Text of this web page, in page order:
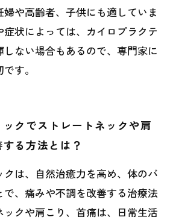
や高齢者、子供にも適していま
状によっては、カイロプラクテ
しない場合もあるので、専門家に
す。
クでストレートネックや肩
る方法とは？
クは、自然治癒力を高め、体のバ
で、痛みや不調を改善する治療法
クや肩こり、首痛は、日常生活